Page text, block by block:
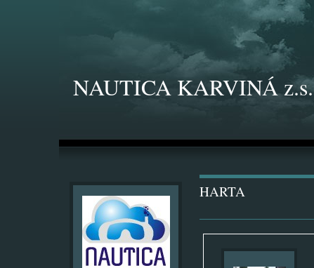
NAUTICA KARVINÁ z.s.
HARTA